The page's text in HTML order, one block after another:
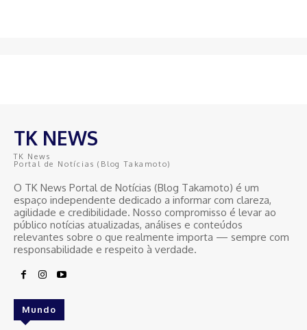
TK NEWS
TK News
Portal de Notícias (Blog Takamoto)
O TK News Portal de Notícias (Blog Takamoto) é um
espaço independente dedicado a informar com clareza,
agilidade e credibilidade. Nosso compromisso é levar ao
público notícias atualizadas, análises e conteúdos
relevantes sobre o que realmente importa — sempre com
responsabilidade e respeito à verdade.
Mundo